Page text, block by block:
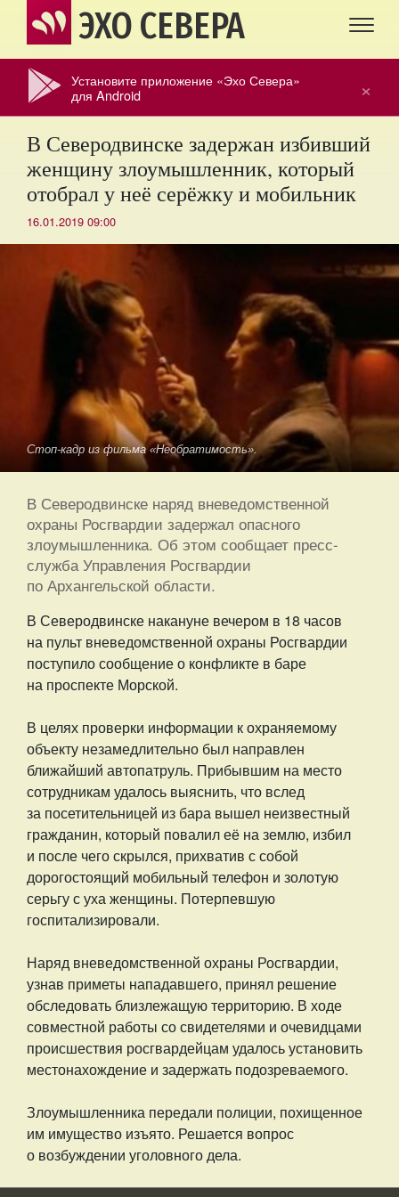
ЭХО СЕВЕРА
×
Установите приложение «Эхо Севера»
для Android
В Северодвинске задержан избивший
женщину злоумышленник, который
отобрал у неё серёжку и мобильник
16.01.2019 09:00
Стоп-кадр из фильма «Необратимость».
В Северодвинске наряд вневедомственной
охраны Росгвардии задержал опасного
злоумышленника. Об этом сообщает пресс-
служба Управления Росгвардии
по Архангельской области.
В Северодвинске накануне вечером в 18 часов
на пульт вневедомственной охраны Росгвардии
поступило сообщение о конфликте в баре
на проспекте Морской.
В целях проверки информации к охраняемому
объекту незамедлительно был направлен
ближайший автопатруль. Прибывшим на место
сотрудникам удалось выяснить, что вслед
за посетительницей из бара вышел неизвестный
гражданин, который повалил её на землю, избил
и после чего скрылся, прихватив с собой
дорогостоящий мобильный телефон и золотую
серьгу с уха женщины. Потерпевшую
госпитализировали.
Наряд вневедомственной охраны Росгвардии,
узнав приметы нападавшего, принял решение
обследовать близлежащую территорию. В ходе
совместной работы со свидетелями и очевидцами
происшествия росгвардейцам удалось установить
местонахождение и задержать подозреваемого.
Злоумышленника передали полиции, похищенное
им имущество изъято. Решается вопрос
о возбуждении уголовного дела.